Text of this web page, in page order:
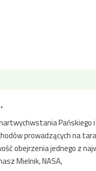
Pańskiego
prowadzących na
obejrzenia jednego z
Mielnik, NASA,